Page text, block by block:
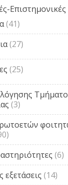
Επιστημονικές
(41)
(27)
(25)
(3)
(6)
εξετάσεις (14)